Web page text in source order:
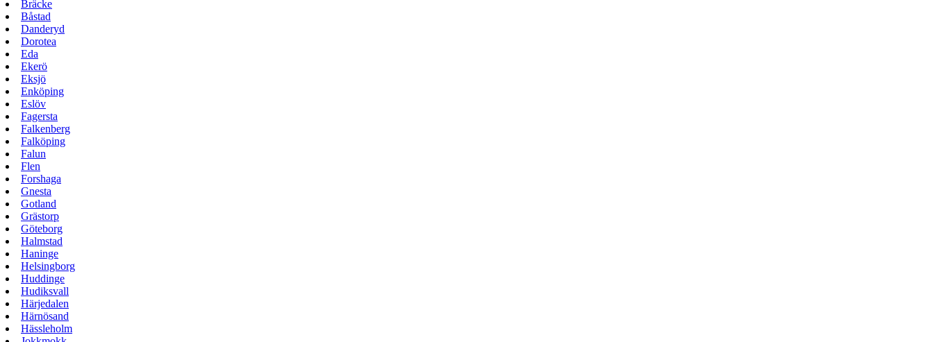
Bräcke
Båstad
Danderyd
Dorotea
Eda
Ekerö
Eksjö
Enköping
Eslöv
Fagersta
Falkenberg
Falköping
Falun
Flen
Forshaga
Gnesta
Gotland
Grästorp
Göteborg
Halmstad
Haninge
Helsingborg
Huddinge
Hudiksvall
Härjedalen
Härnösand
Hässleholm